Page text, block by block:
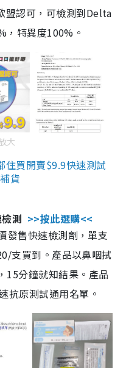
盟認可，可檢測到Delta
特異度100%。
大
住買開賣$9.9快速測試
貨
測 >>按此選購<<
發售快速檢測劑，單支
支買到。產品以鼻咽拭
15分鐘就知結果。產品
抗原測試通用名單。